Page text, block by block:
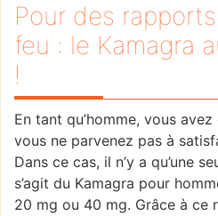
Pour des
feu : le Kamagra
!
En tant qu’homme, vous
vous ne parvenez pas à
Dans ce cas, il n’y a qu’une
s’agit du Kamagra pour
20 mg ou 40 mg. Grâce à ce